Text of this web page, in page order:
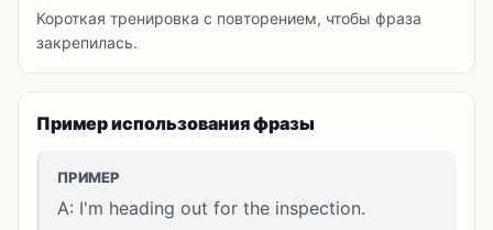
Короткая тренировка с повторением, чтобы фраза
закрепилась.
Пример использования фразы
ПРИМЕР
A: I'm heading out for the inspection.